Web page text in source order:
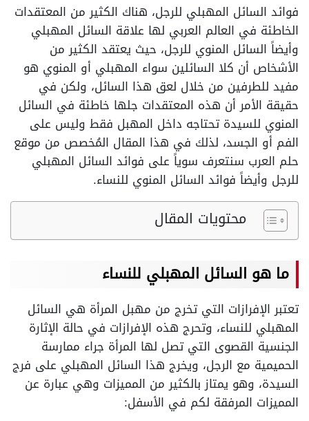
فوائد السائل المهبلي للرجل، هناك الكثير من المعتقدات
الخاطئة في العالم العربي لها علاقة السائل المهبلي
وأيضاً السائل المنوي للرجل، حيث يعتقد الكثير من
الأشخاص أن كلا السائلين سواء المهبلي أو المنوي هو
مفيد للطرفين من خلال لعق هذا السائل، ولكن في
حقيقة الأمر أن هذه المعتقدات جلها خاطئة في السائل
المنوي للسيدة تحتاجه داخل المهبل فقط وليس على
الفم أو الجسد، لذلك في هذا المقال المُخصص من موقع
حلم العرب سنتعرف سوياً على فوائد السائل المهبلي
للرجل وأيضاً فوائد السائل المنوي للنساء.
محتويات المقال
ما هو السائل المهبلي للنساء
تعتبر الإفرازات التي تخرج من مهبل المرأة هي السائل
المهبلي للنساء، وتحرج هذه الإفرازات في حالة الإثارة
الجنسية القصوى التي تصل لها المرأة جراء ممارسة
الحميمية مع الرجل، ويخرج هذا السائل المهبلي على فرج
السيدة، وهو يمتاز بالكثير من المميزات وهي عبارة عن
المميزات المرفقة لكم في الأسفل: